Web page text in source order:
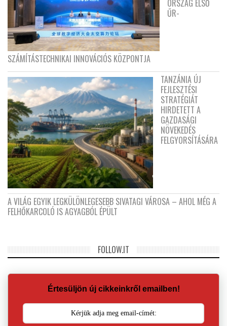
ORSZÁG ELSŐ
ŰR-
SZÁMÍTÁSTECHNIKAI INNOVÁCIÓS KÖZPONTJA
TANZÁNIA ÚJ
FEJLESZTÉSI
STRATÉGIÁT
HIRDETETT A
GAZDASÁGI
NÖVEKEDÉS
FELGYORSÍTÁSÁRA
A VILÁG EGYIK LEGKÜLÖNLEGESEBB SIVATAGI VÁROSA – AHOL MÉG A
FELHŐKARCOLÓ IS AGYAGBÓL ÉPÜLT
FOLLOW.IT
Értesüljön új cikkeinkről emailben!